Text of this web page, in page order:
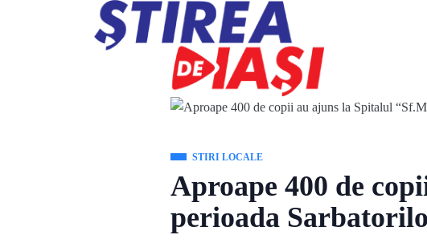
STIRI LOCALE
Aproape 400 de
perioada